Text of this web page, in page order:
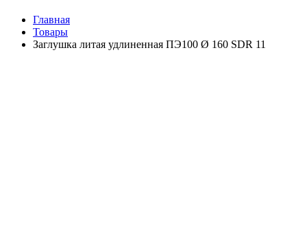
Главная
Товары
Заглушка литая удлиненная ПЭ100 Ø 160 SDR 11